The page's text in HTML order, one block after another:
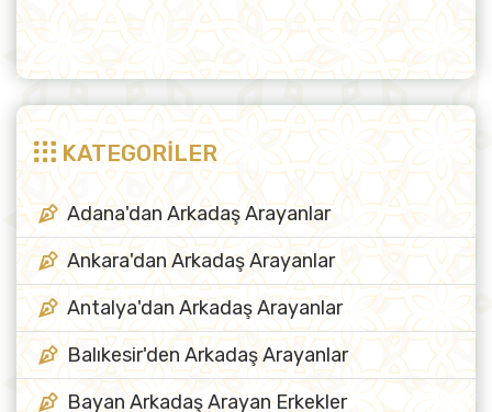
KATEGORİLER
Adana'dan Arkadaş Arayanlar
Ankara'dan Arkadaş Arayanlar
Antalya'dan Arkadaş Arayanlar
Balıkesir'den Arkadaş Arayanlar
Bayan Arkadaş Arayan Erkekler